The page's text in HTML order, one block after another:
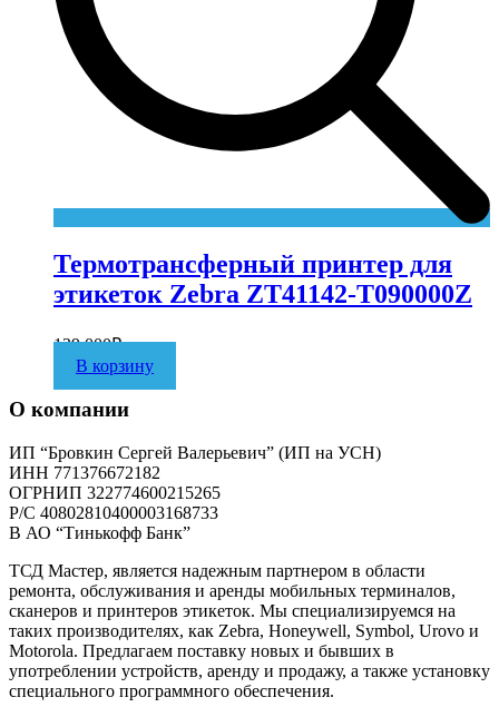
Термотрансферный принтер для
этикеток Zebra ZT41142-T090000Z
139 000₽
В корзину
О компании
ИП “Бровкин Сергей Валерьевич” (ИП на УСН)
ИНН 771376672182
ОГРНИП 322774600215265
P/C 40802810400003168733
В АО “Тинькофф Банк”
ТСД Мастер, является надежным партнером в области
ремонта, обслуживания и аренды мобильных терминалов,
сканеров и принтеров этикеток. Мы специализируемся на
таких производителях, как Zebra, Honeywell, Symbol, Urovo и
Motorola. Предлагаем поставку новых и бывших в
употреблении устройств, аренду и продажу, а также установку
специального программного обеспечения.